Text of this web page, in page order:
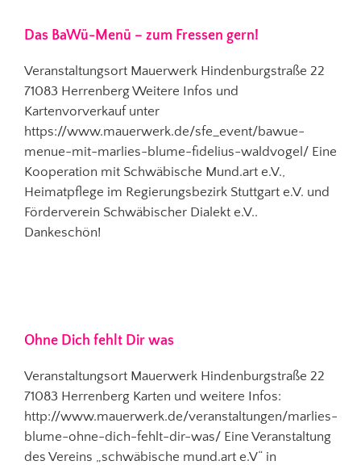
Das BaWü-Menü – zum Fressen gern!
Veranstaltungsort Mauerwerk Hindenburgstraße 22
71083 Herrenberg Weitere Infos und
Kartenvorverkauf unter
https://www.mauerwerk.de/sfe_event/bawue-
menue-mit-marlies-blume-fidelius-waldvogel/ Eine
Kooperation mit Schwäbische Mund.art e.V.,
Heimatpflege im Regierungsbezirk Stuttgart e.V. und
Förderverein Schwäbischer Dialekt e.V..
Dankeschön!
Ohne Dich fehlt Dir was
Veranstaltungsort Mauerwerk Hindenburgstraße 22
71083 Herrenberg Karten und weitere Infos:
http://www.mauerwerk.de/veranstaltungen/marlies-
blume-ohne-dich-fehlt-dir-was/ Eine Veranstaltung
des Vereins „schwäbische mund.art e.V“ in